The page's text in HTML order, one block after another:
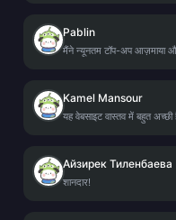
Pablin
मैंने न्यूनतम टॉप-अप आज़माया
Kamel Mansour
यह वेबसाइट वास्तव में बहुत अच्छी
Айзирек Тиленбаева
शानदार!